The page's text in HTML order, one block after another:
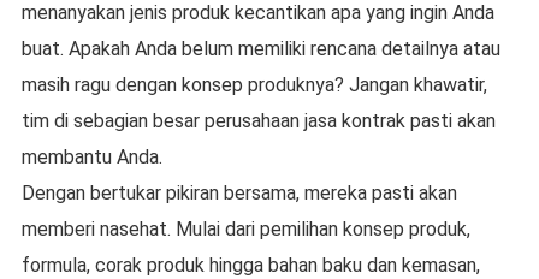
menanyakan jenis produk kecantikan apa yang ingin Anda
buat. Apakah Anda belum memiliki rencana detailnya atau
masih ragu dengan konsep produknya? Jangan khawatir,
tim di sebagian besar perusahaan jasa kontrak pasti akan
membantu Anda.
Dengan bertukar pikiran bersama, mereka pasti akan
memberi nasehat. Mulai dari pemilihan konsep produk,
formula, corak produk hingga bahan baku dan kemasan,